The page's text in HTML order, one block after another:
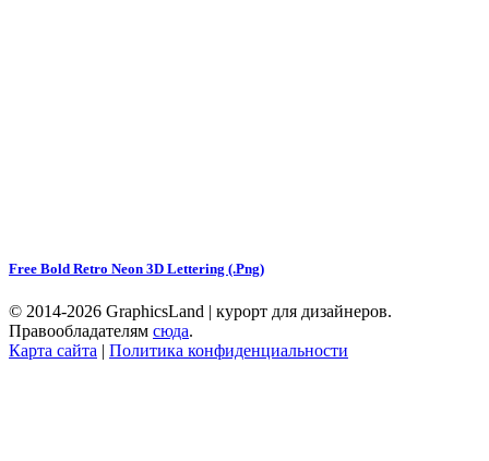
Free Bold Retro Neon 3D Lettering (.Png)
© 2014-2026 GraphicsLand | курорт для дизайнеров.
Правообладателям сюда.
Карта сайта | Политика конфиденциальности